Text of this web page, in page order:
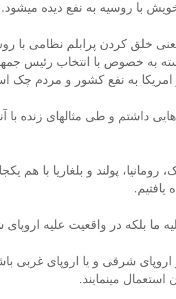
با روسیه به نفع دیده میشود.
خلق کردن پرابلم نظامی با
به خصوص با انتخاب رئیس
امریکا به نفع کشور و مردم چک
داشتم و طی مثالهای زنده با
پولند و بلغاریا با هم
ما بلکه در واقعیت علیه
شرقی و یا اروپای غربی
مینمایند.